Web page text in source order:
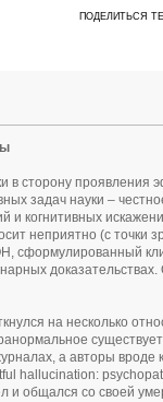
ПОДЕЛИТЬСЯ
в сторону проявления
задач науки –
и когнитивных
неприятно (с точки
сформулированный
доказательствах.
на несколько
а авторы вроде
hallucination:
и общался со своей